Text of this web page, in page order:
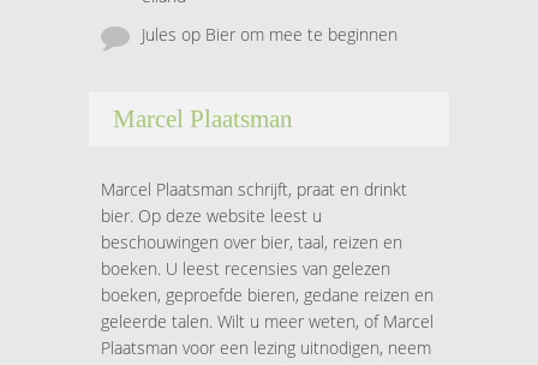
Jules op Bier om mee te beginnen
Marcel Plaatsman
Marcel Plaatsman schrijft, praat en drinkt
bier. Op deze website leest u
beschouwingen over bier, taal, reizen en
boeken. U leest recensies van gelezen
boeken, geproefde bieren, gedane reizen en
geleerde talen. Wilt u meer weten, of Marcel
Plaatsman voor een lezing uitnodigen, neem